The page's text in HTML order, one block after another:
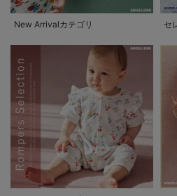
New Arrivalカテゴリ セ